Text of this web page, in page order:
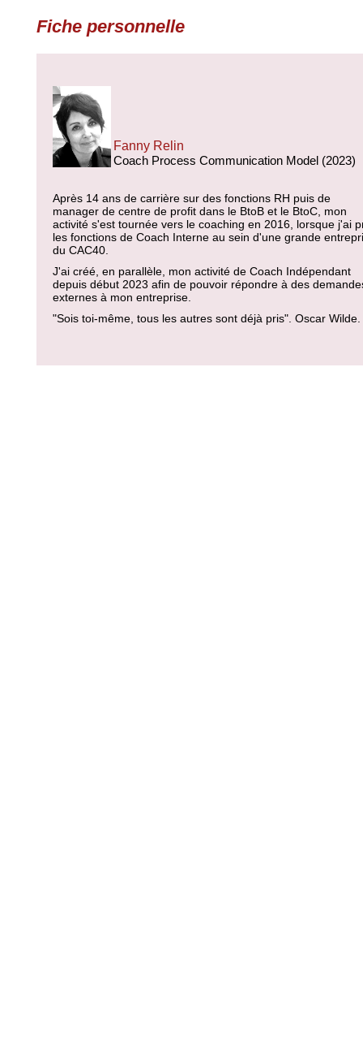
Fiche personnelle
Fanny Relin
Coach Process Communication Model (2023)
Après 14 ans de carrière sur des fonctions RH puis de
manager de centre de profit dans le BtoB et le BtoC, mon
activité s'est tournée vers le coaching en 2016, lorsque j'ai
les fonctions de Coach Interne au sein d'une grande
du CAC40.
J'ai créé, en parallèle, mon activité de Coach Indépendant
depuis début 2023 afin de pouvoir répondre à des
externes à mon entreprise.
"Sois toi-même, tous les autres sont déjà pris". Oscar Wilde.